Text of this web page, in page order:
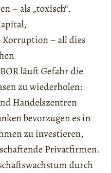
– als „toxisch“.
– all dies
läuft Gefahr die
zu wiederholen:
Handelszentren
bevorzugen es in
zu investieren,
Privatfirmen.
durch